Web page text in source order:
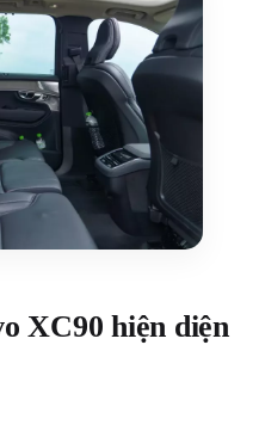
XC90 hiện diện